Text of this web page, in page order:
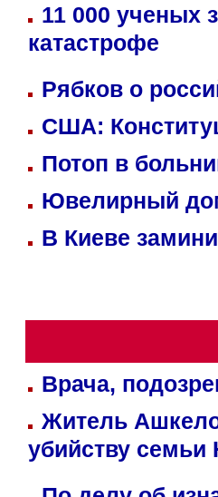
11 000 ученых
катастрофе
Рябков о
США:
Потоп в
Ювелирный
В Киеве
Врача,
Житель
убийству семьи